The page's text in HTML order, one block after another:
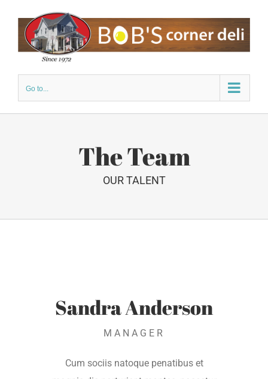
content
Go to...
The Team
OUR TALENT
Sandra Anderson
MANAGER
Cum sociis natoque penatibus et